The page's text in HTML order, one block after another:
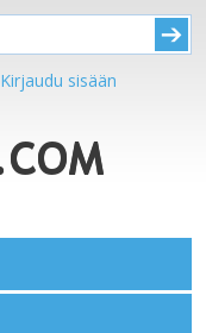
Kirjaudu sisään